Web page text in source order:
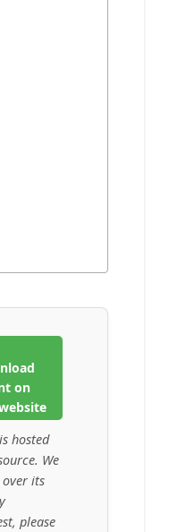
on
hosted
We
its
please